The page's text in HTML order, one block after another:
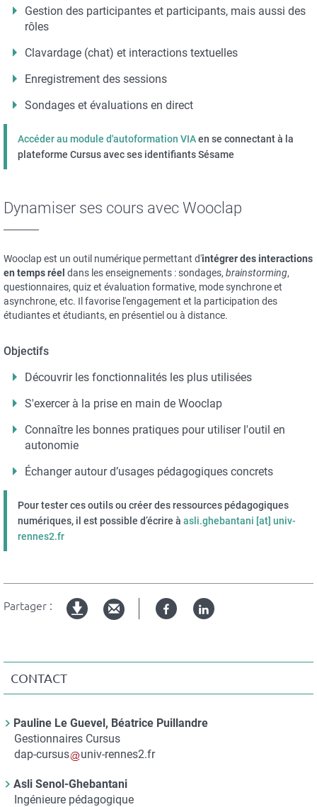
Gestion des participantes et participants, mais aussi des
rôles
Clavardage (chat) et interactions textuelles
Enregistrement des sessions
Sondages et évaluations en direct
Accéder au module d'autoformation VIAen se connectant à la
plateforme Cursus avec ses identifiants Sésame
Dynamiser ses cours avec Wooclap
Wooclap est un outil numérique permettant d'intégrer des interactions
en temps réel dans les enseignements : sondages, brainstorming,
questionnaires, quiz et évaluation formative, mode synchrone et
asynchrone, etc. Il favorise l'engagement et la participation des
étudiantes et étudiants, en présentiel ou à distance.
Objectifs
Découvrir les fonctionnalités les plus utilisées
S'exercer à la prise en main de Wooclap
Connaître les bonnes pratiques pour utiliser l'outil en
autonomie
Échanger autour d’usages pédagogiques concrets
Pour tester ces outils ou créer des ressources pédagogiques
numériques, il est possible d’écrire à asli.ghebantani [at] univ-
rennes2.fr
Partager : FacebookLinked
CONTACT
Nom
du
Pauline Le Guevel, Béatrice Puillandre
Gestionnaires Cursus
Courriel
dap-cursus univ-rennes2.fr
Nom
Asli Senol-Ghebantani
Ingénieure pédagogique